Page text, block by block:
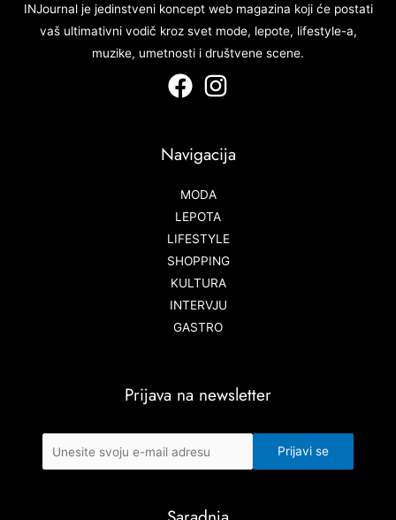
INJournal je jedinstveni koncept web magazina koji će postati
vaš ultimativni vodič kroz svet mode, lepote, lifestyle-a,
muzike, umetnosti i društvene scene.
Navigacija
MODA
LEPOTA
LIFESTYLE
SHOPPING
KULTURA
INTERVJU
GASTRO
Prijava na newsletter